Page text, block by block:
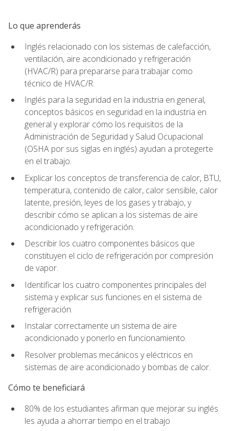
Lo que aprenderás
Inglés relacionado con los sistemas de calefacción,
ventilación, aire acondicionado y refrigeración
(HVAC/R) para prepararse para trabajar como
técnico de HVAC/R.
Inglés para la seguridad en la industria en general,
conceptos básicos en seguridad en la industria en
general y explorar cómo los requisitos de la
Administración de Seguridad y Salud Ocupacional
(OSHA por sus siglas en inglés) ayudan a protegerte
en el trabajo.
Explicar los conceptos de transferencia de calor, BTU,
temperatura, contenido de calor, calor sensible, calor
latente, presión, leyes de los gases y trabajo, y
describir cómo se aplican a los sistemas de aire
acondicionado y refrigeración.
Describir los cuatro componentes básicos que
constituyen el ciclo de refrigeración por compresión
de vapor.
Identificar los cuatro componentes principales del
sistema y explicar sus funciones en el sistema de
refrigeración.
Instalar correctamente un sistema de aire
acondicionado y ponerlo en funcionamiento.
Resolver problemas mecánicos y eléctricos en
sistemas de aire acondicionado y bombas de calor.
Cómo te beneficiará
80% de los estudiantes afirman que mejorar su inglés
les ayuda a ahorrar tiempo en el trabajo